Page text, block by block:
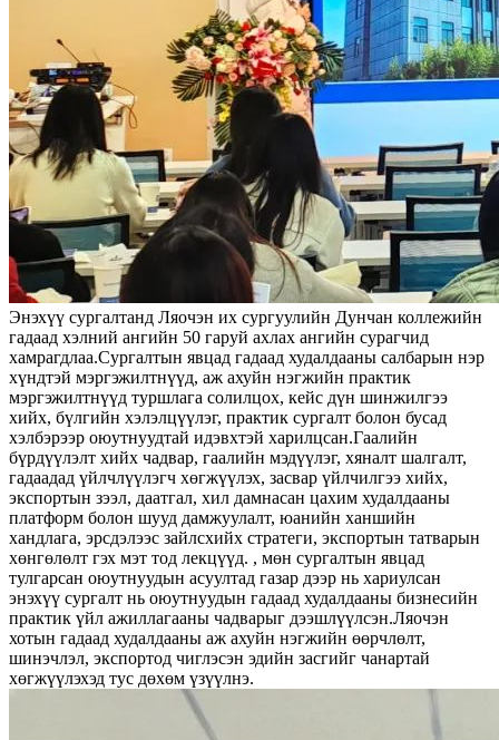
Энэхүү сургалтанд Ляочэн их сургуулийн Дунчан коллежийн
гадаад хэлний ангийн 50 гаруй ахлах ангийн сурагчид
хамрагдлаа.Сургалтын явцад гадаад худалдааны салбарын нэр
хүндтэй мэргэжилтнүүд, аж ахуйн нэгжийн практик
мэргэжилтнүүд туршлага солилцох, кейс дүн шинжилгээ
хийх, бүлгийн хэлэлцүүлэг, практик сургалт болон бусад
хэлбэрээр оюутнуудтай идэвхтэй харилцсан.Гаалийн
бүрдүүлэлт хийх чадвар, гаалийн мэдүүлэг, хяналт шалгалт,
гадаадад үйлчлүүлэгч хөгжүүлэх, засвар үйлчилгээ хийх,
экспортын зээл, даатгал, хил дамнасан цахим худалдааны
платформ болон шууд дамжуулалт, юанийн ханшийн
хандлага, эрсдэлээс зайлсхийх стратеги, экспортын татварын
хөнгөлөлт гэх мэт тод лекцүүд. , мөн сургалтын явцад
тулгарсан оюутнуудын асуултад газар дээр нь хариулсан
энэхүү сургалт нь оюутнуудын гадаад худалдааны бизнесийн
практик үйл ажиллагааны чадварыг дээшлүүлсэн.Ляочэн
хотын гадаад худалдааны аж ахуйн нэгжийн өөрчлөлт,
шинэчлэл, экспортод чиглэсэн эдийн засгийг чанартай
хөгжүүлэхэд тус дөхөм үзүүлнэ.